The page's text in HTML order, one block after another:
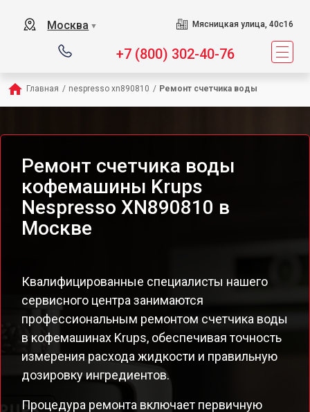
Москва ▼ Мясницкая улица, 40с16
+7 (800) 302-40-76
Главная / nespresso xn890810 / Ремонт счетчика воды
Ремонт счетчика воды
кофемашины Krups
Nespresso XN890810 в
Москве
Квалифицированные специалисты нашего
сервисного центра занимаются
профессиональным ремонтом счетчика воды
в кофемашинах Krups, обеспечивая точность
измерения расхода жидкости и правильную
дозировку ингредиентов.
Процедура ремонта включает первичную